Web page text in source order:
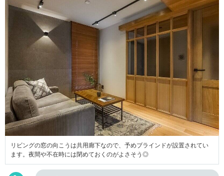
リビングの窓の向こうは共用廊下なので、予めブラインドが設置されてい
ます。夜間や不在時には閉めておくのがよさそう◎